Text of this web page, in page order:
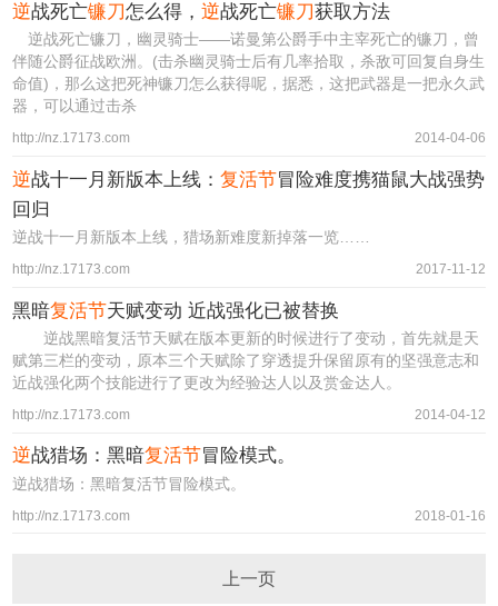
逆战死亡镰刀怎么得，逆战死亡镰刀获取方法
逆战死亡镰刀，幽灵骑士——诺曼第公爵手中主宰死亡的镰刀，曾
伴随公爵征战欧洲。(击杀幽灵骑士后有几率拾取，杀敌可回复自身生
命值)，那么这把死神镰刀怎么获得呢，据悉，这把武器是一把永久武
器，可以通过击杀
http://nz.17173.com 2014-04-06
逆战十一月新版本上线：复活节冒险难度携猫鼠大战强势
回归
逆战十一月新版本上线，猎场新难度新掉落一览……
http://nz.17173.com 2017-11-12
黑暗复活节天赋变动 近战强化已被替换
逆战黑暗复活节天赋在版本更新的时候进行了变动，首先就是天
赋第三栏的变动，原本三个天赋除了穿透提升保留原有的坚强意志和
近战强化两个技能进行了更改为经验达人以及赏金达人。
http://nz.17173.com 2014-04-12
逆战猎场：黑暗复活节冒险模式。
逆战猎场：黑暗复活节冒险模式。
http://nz.17173.com 2018-01-16
上一页